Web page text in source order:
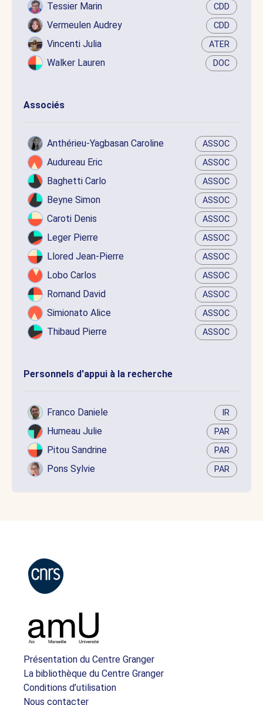
Tessier Marin CDD
Vermeulen Audrey CDD
Vincenti Julia ATER
Walker Lauren DOC
Associés
Anthérieu-Yagbasan Caroline ASSOC
Audureau Eric ASSOC
Baghetti Carlo ASSOC
Beyne Simon ASSOC
Caroti Denis ASSOC
Leger Pierre ASSOC
Llored Jean-Pierre ASSOC
Lobo Carlos ASSOC
Romand David ASSOC
Simionato Alice ASSOC
Thibaud Pierre ASSOC
Personnels d'appui à la recherche
Franco Daniele IR
Humeau Julie PAR
Pitou Sandrine PAR
Pons Sylvie PAR
Présentation du Centre Granger
La bibliothèque du Centre Granger
Conditions d’utilisation
Nous contacter